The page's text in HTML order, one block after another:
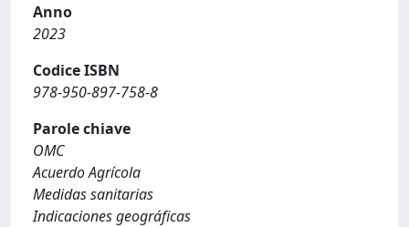
Anno
2023
Codice ISBN
978-950-897-758-8
Parole chiave
OMC
Acuerdo Agrícola
Medidas sanitarias
Indicaciones geográficas